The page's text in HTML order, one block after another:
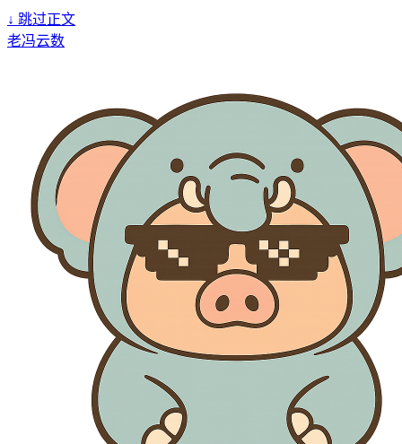
↓ 跳过正文
老冯云数